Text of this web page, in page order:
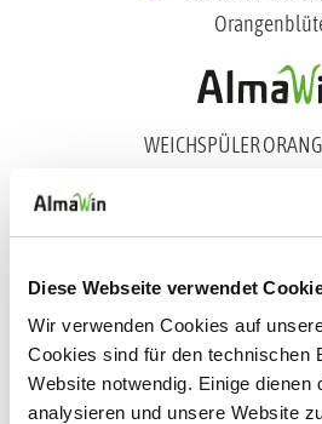
Diese Webseite verwendet
Wir verwenden Cookies auf
Cookies sind für den technischen
Website notwendig. Einige dienen
analysieren und unsere Website
WEICHSPÜLER